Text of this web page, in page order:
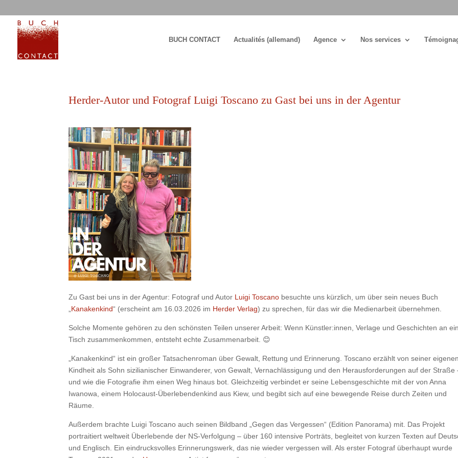
BUCH CONTACT Actualités (allemand) Agence Nos services
Herder-Autor und Fotograf Luigi Toscano zu Gast bei uns in der Agentur
Zu Gast bei uns in der Agentur: Fotograf und Autor Luigi Toscano besuchte uns kürzlich, um über sein neues Buch
Kanakenkind“ (erscheint am 16.03.2026 im Herder Verlag) zu sprechen, für das wir die Medienarbeit übernehmen.
Solche Momente gehören zu den schönsten Teilen unserer Arbeit: Wenn Künstler:innen, Verlage und Geschichten an
Tisch zusammenkommen, entsteht echte Zusammenarbeit. 😊
„Kanakenkind“ ist ein großer Tatsachenroman über Gewalt, Rettung und Erinnerung. Toscano erzählt von seiner eigenen
Kindheit als Sohn sizilianischer Einwanderer, von Gewalt, Vernachlässigung und den Herausforderungen auf der Straße
und wie die Fotografie ihm einen Weg hinaus bot. Gleichzeitig verbindet er seine Lebensgeschichte mit der von Anna
Iwanowa, einem Holocaust-Überlebendenkind aus Kiew, und begibt sich auf eine bewegende Reise durch Zeiten und
Räume.
Außerdem brachte Luigi Toscano auch seinen Bildband „Gegen das Vergessen“ (Edition Panorama) mit. Das Projekt
portraitiert weltweit Überlebende der NS-Verfolgung – über 160 intensive Porträts, begleitet von kurzen Texten auf
und Englisch. Ein eindrucksvolles Erinnerungswerk, das nie wieder vergessen will. Als erster Fotograf überhaupt wurde